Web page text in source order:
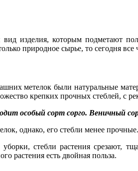
изделия, которым подметают
природное сырье, то сегодня
метелок были натуральные
крепких прочных стеблей, с
особый сорт сорго. Веничный
однако, его стебли менее прочные.
стебли растения срезают,
растения есть двойная польза.